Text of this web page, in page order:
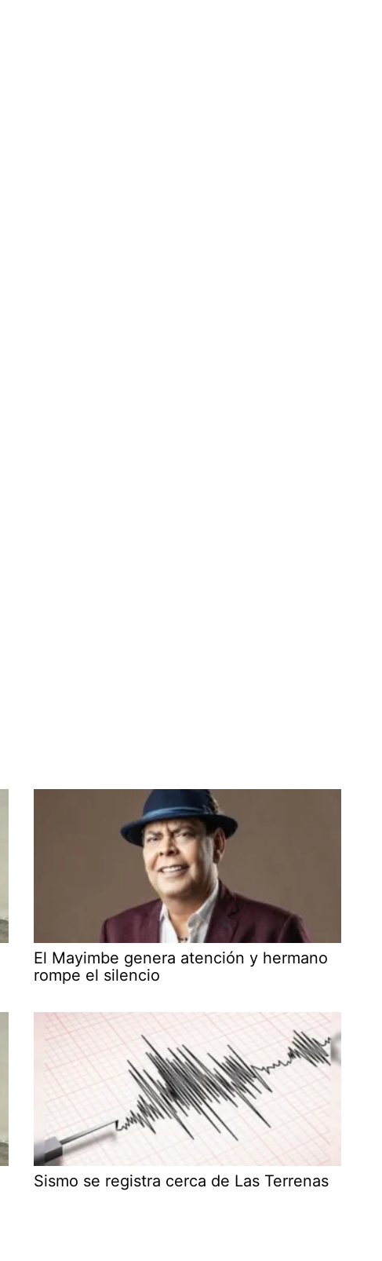
El Mayimbe genera atención y hermano
rompe el silencio
Sismo se registra cerca de Las Terrenas